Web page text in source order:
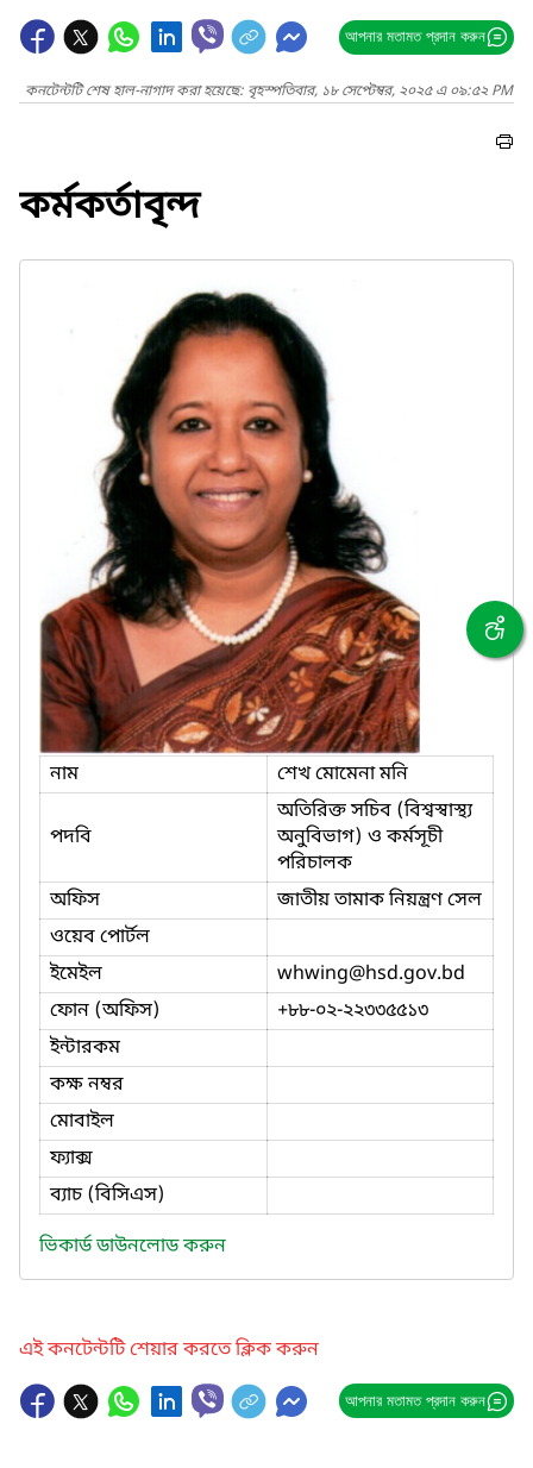
আপনার মতামত প্রদান করুন
কনটেন্টটি শেষ হাল-নাগাদ করা হয়েছে: বৃহস্পতিবার, ১৮ সেপ্টেম্বর, ২০২৫ এ ০৯:৫২ PM
কর্মকর্তাবৃন্দ
নাম শেখ মোমেনা মনি
পদবি
অতিরিক্ত সচিব (বিশ্বস্বাস্থ্য
অনুবিভাগ) ও কর্মসূচী
পরিচালক
অফিস
জাতীয় তামাক নিয়ন্ত্রণ সেল
ওয়েব পোর্টল
ইমেইল
whwing@hsd.gov.bd
ফোন (অফিস)
+৮৮-০২-২২৩৩৫৫১৩
ইন্টারকম
কক্ষ নম্বর
মোবাইল
ফ্যাক্স
ব্যাচ (বিসিএস)
ভিকার্ড ডাউনলোড করুন
এই কনটেন্টটি শেয়ার করতে ক্লিক করুন
আপনার মতামত প্রদান করুন